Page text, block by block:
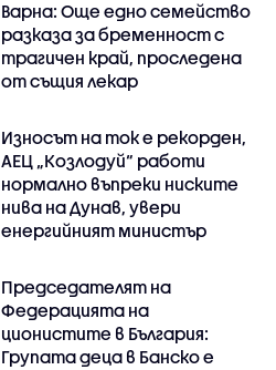
Варна: Още едно семейство
разказа за бременност с
трагичен край, проследена
от същия лекар
Износът на ток е рекорден,
АЕЦ „Козлодуй“ работи
нормално въпреки ниските
нива на Дунав, увери
енергийният министър
Председателят на
Федерацията на
ционистите в България:
Групата деца в Банско е